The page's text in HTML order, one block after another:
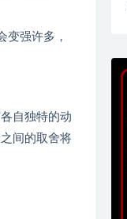
变强许多，
自独特的动
间的取舍将